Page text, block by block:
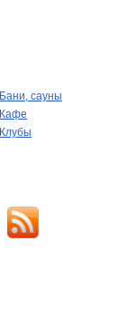
Бани, сауны
Кафе
Клубы